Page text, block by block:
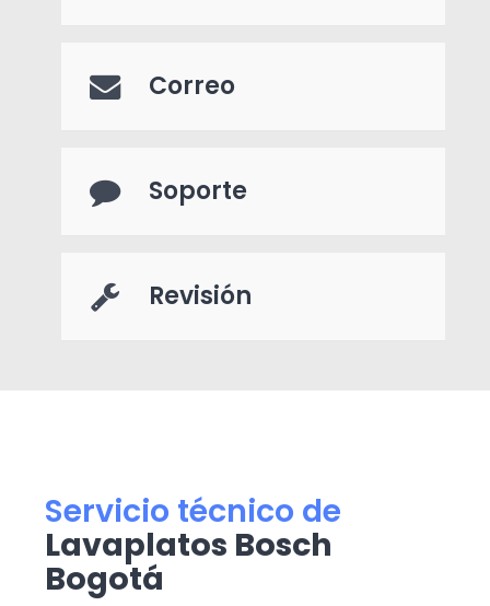
Correo
Soporte
Revisión
Servicio técnico de
Lavaplatos Bosch
Bogotá